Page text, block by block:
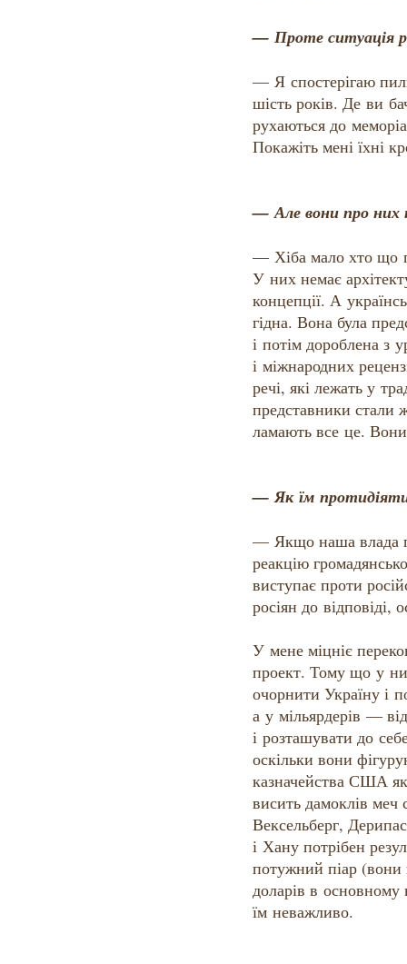
— Проте ситуація
— Я спостерігаю
шість років. Де ви
рухаються до
Покажіть мені їхні
— Але вони про
— Хіба мало хто що
У них немає
концепції. А
гідна. Вона була
і потім дороблена з
і міжнародних
речі, які лежать у
представники стали
ламають все це.
— Як їм
— Якщо наша влада
реакцію
виступає проти
росіян до відповіді,
У мене міцніє
проект. Тому що у
очорнити Україну і
а у мільярдерів —
і розташувати до
оскільки вони
казначейства США
висить дамоклів меч
Вексельберг,
і Хану потрібен
потужний піар (вони
доларів в основному
їм неважливо.